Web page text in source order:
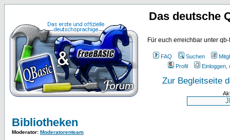
Das deutsche
Für euch erreichbar unter
FAQ Suchen
Profil
Einloggen,
Zur Begleitseite
Bibliotheken
Moderator: Moderatorenteam